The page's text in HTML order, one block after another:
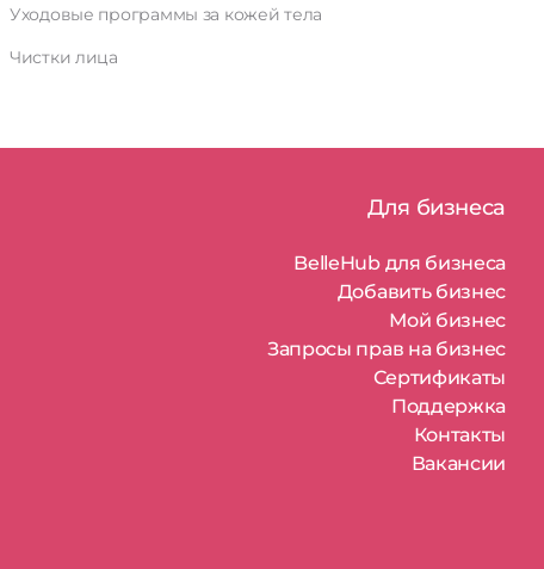
Уходовые программы за кожей тела
Чистки лица
Для бизнеса
BelleHub для бизнеса
Добавить бизнес
Мой бизнес
Запросы прав на бизнес
Сертификаты
Поддержка
Контакты
Вакансии